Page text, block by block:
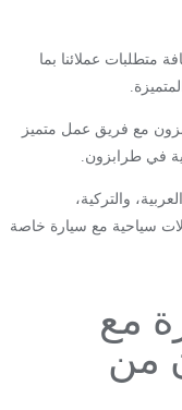
متطلبات عملائنا بما
مع فريق عمل متميز
في طرابزون.
والتركية،
سياحية مع سيارة خاصة
مع
من